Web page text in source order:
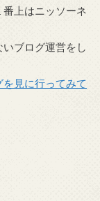
上はニッソーネ
ブログ運営をし
見に行ってみて